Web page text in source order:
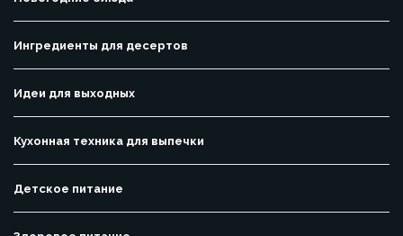
Ингредиенты для десертов
Идеи для выходных
Кухонная техника для выпечки
Детское питание